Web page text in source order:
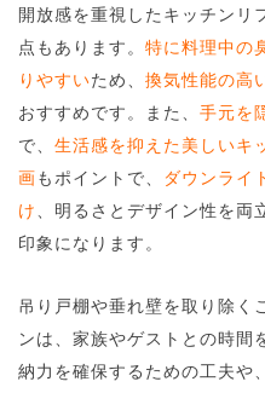
開放感を重視したキッチンリ
点もあります。 特に料理中の
りやすいため、 換気性能の高
おすすめです。また、 手元を
で、 生活感を抑えた美しいキ
画もポイントで、
ダウンライ
け
、明るさとデザイン性を
印象になります。
吊り戸棚や垂れ壁を取り除く
ンは、家族やゲストとの時間
納力を確保するための工夫や